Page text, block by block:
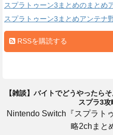
スプラトゥーン3まとめのまとめ
スプラトゥーン3まとめアンテナ
RSSを購読する
【雑談】バイトでどうやったら
スプラ3
Nintendo Switch『スプラト
略2chまと